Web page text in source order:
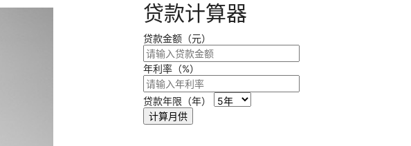
贷款计算器
贷款金额（元）
年利率（%）
贷款年限（年）
计算月供